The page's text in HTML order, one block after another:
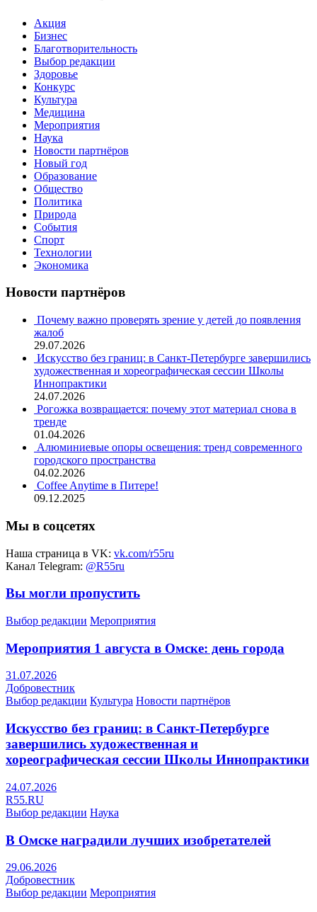
Акция
Бизнес
Благотворительность
Выбор редакции
Здоровье
Конкурс
Культура
Медицина
Мероприятия
Наука
Новости партнёров
Новый год
Образование
Общество
Политика
Природа
События
Спорт
Технологии
Экономика
Новости партнёров
Почему важно проверять зрение у детей до появления
жалоб
29.07.2026
Искусство без границ: в Санкт-Петербурге завершились
художественная и хореографическая сессии Школы
Иннопрактики
24.07.2026
Рогожка возвращается: почему этот материал снова в
тренде
01.04.2026
Алюминиевые опоры освещения: тренд современного
городского пространства
04.02.2026
Coffee Anytime в Питере!
09.12.2025
Мы в соцсетях
Наша страница в VK: vk.com/r55ru
Канал Telegram: @R55ru
Вы могли пропустить
Выбор редакции Мероприятия
Мероприятия 1 августа в Омске: день города
31.07.2026
Добровестник
Выбор редакции Культура Новости партнёров
Искусство без границ: в Санкт-Петербурге
завершились художественная и
хореографическая сессии Школы Иннопрактики
24.07.2026
R55.RU
Выбор редакции Наука
В Омске наградили лучших изобретателей
29.06.2026
Добровестник
Выбор редакции Мероприятия